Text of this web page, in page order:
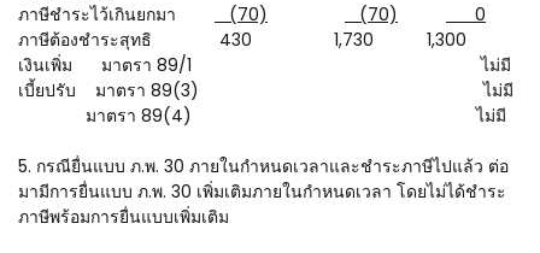
ภาษีชำระไว้เกินยกมา
(70) (70)
0
ภาษีต้องชำระสุทธิ 430 1,730 1,300
เงินเพิ่ม มาตรา 89/1 ไม่มี
เบี้ยปรับ มาตรา 89(3) ไม่มี
มาตรา 89(4) ไม่มี
5. กรณียื่นแบบ ภ.พ. 30 ภายในกำหนดเวลาและชำระภาษีไปแล้ว ต่อ
มามีการยื่นแบบ ภ.พ. 30 เพิ่มเติมภายในกำหนดเวลา โดยไม่ได้ชำระ
ภาษีพร้อมการยื่นแบบเพิ่มเติม